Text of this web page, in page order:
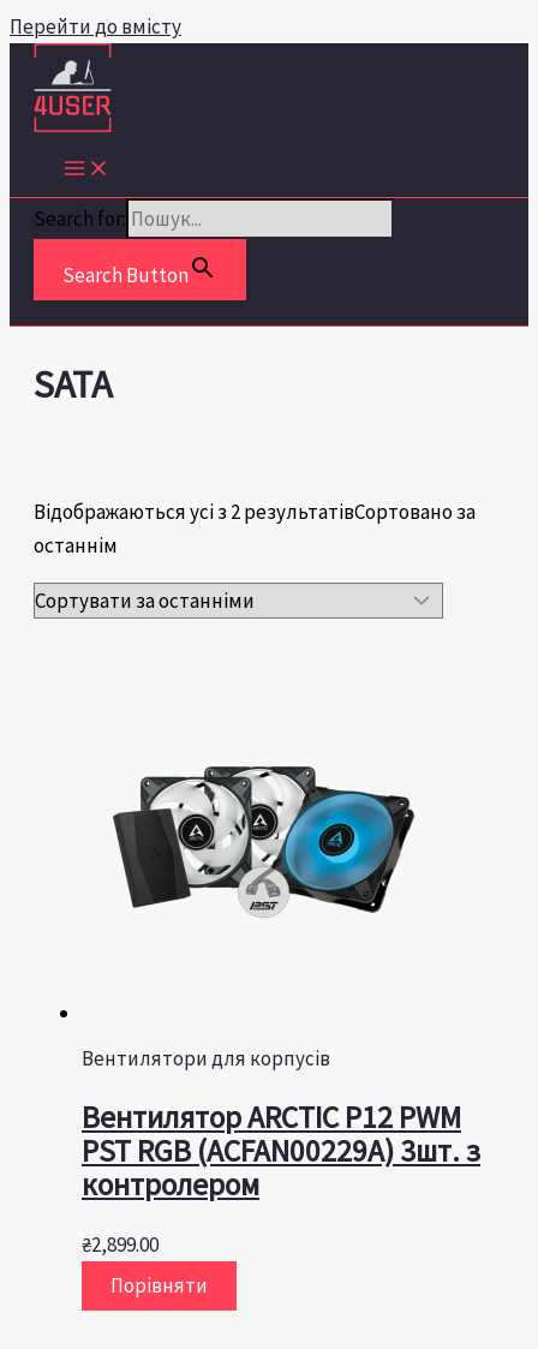
Перейти до вмісту
Search for:
Search Button
SATA
Відображаються усі з 2 результатівСортовано за
останнім
Вентилятори для корпусів
Вентилятор ARCTIC P12 PWM
PST RGB (ACFAN00229A) 3шт. з
контролером
₴2,899.00
Порівняти